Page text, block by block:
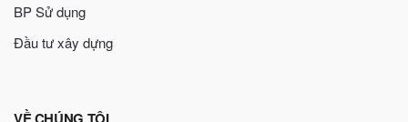
BP Sử dụng
Đầu tư xây dựng